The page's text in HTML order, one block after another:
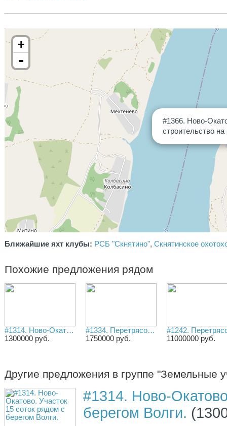
#1366. Ново-
строительство на
+
-
Ближайшие яхт клубы: РСБ "Скнятино",Скнятинское
Похожие предложения рядом
#1314. Ново-Окатово. Участок 15 соток рядом с берегом Волги.
1300000 руб.
#1334. Перетрясово. Участок 32 сотки на 2-й линии Волги / Угличское вдхр./
1750000 руб.
11000000 руб.
Другие предложения в группе "Земельные
#1314. Ново-
берегом Волги.